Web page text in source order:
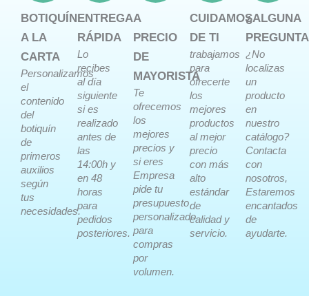
BOTIQUÍN
A LA
CARTA
Personalizamos
el
contenido
del
botiquín
de
primeros
auxilios
según
tus
necesidades.
ENTREGA
RÁPIDA
Lo
recibes
al día
siguiente
si es
realizado
antes de
las
14:00h y
en 48
horas
para
pedidos
posteriores.
A
PRECIO
DE
MAYORISTA
Te
ofrecemos
los
mejores
precios y
si eres
Empresa
pide tu
presupuesto
personalizado
para
compras
por
volumen.
CUIDAMOS
DE TI
trabajamos
para
ofrecerte
los
mejores
productos
al mejor
precio
con más
alto
estándar
de
calidad y
servicio.
¿ALGUNA
¿No
localizas
un
producto
en
nuestro
catálogo?
Contacta
con
nosotros,
Estaremos
encantados
de
ayudarte.